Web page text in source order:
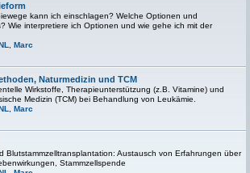
kann ich einschlagen? Welche Optionen und
Wie interpretiere ich Optionen und wie gehe ich mit der
Marc
Naturmedizin und TCM
Wirkstoffe, Therapieunterstützung (z.B. Vitamine) und
Medizin (TCM) bei Behandlung von Leukämie.
Marc
Blutstammzelltransplantation: Austausch von Erfahrungen über
Stammzellspende